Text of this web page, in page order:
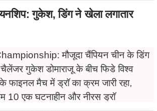
गुकेश, डिंग ने खेला लगातार
मौजूदा चैंपियन चीन के डिंग
गुकेश डोमाराजू के बीच फिडे विश्व
फाइनल मैच में ड्रॉ का क्रम जारी रहा,
10 एक घटनाहीन और नीरस ड्रॉ